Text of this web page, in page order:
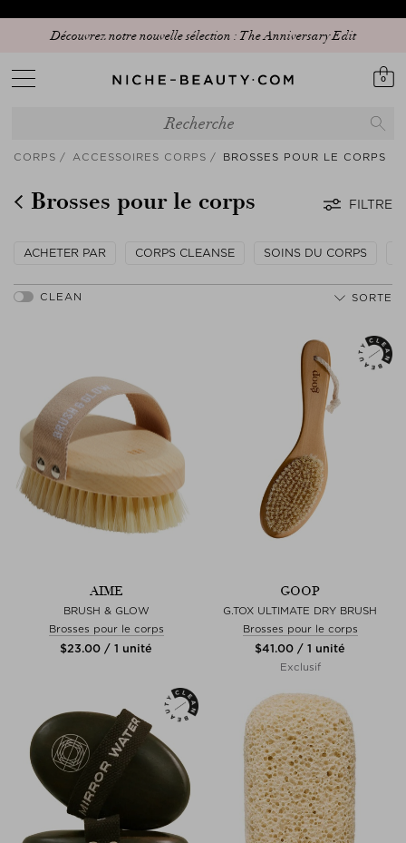
Découvrez notre nouvelle sélection : The Anniversary Edit
0
CORPS ACCESSOIRES CORPS BROSSES POUR LE CORPS
Brosses pour le corps FILTRE
ACHETER PAR CORPS CLEANSE SOINS DU CORPS
SORTE
AIME
BRUSH & GLOW
Brosses pour le corps
$‌23.00 / 1 unité
GOOP
G.TOX ULTIMATE DRY BRUSH
Brosses pour le corps
$‌41.00 / 1 unité
Exclusif